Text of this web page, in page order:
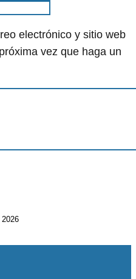
electrónico y sitio web
vez que haga un